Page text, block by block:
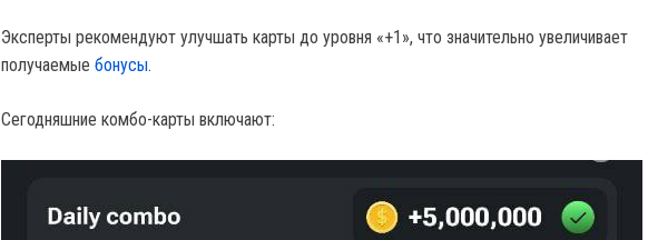
Эксперты рекомендуют улучшать карты до уровня «+1», что значительно увеличивает
получаемые бонусы.
Сегодняшние комбо-карты включают: